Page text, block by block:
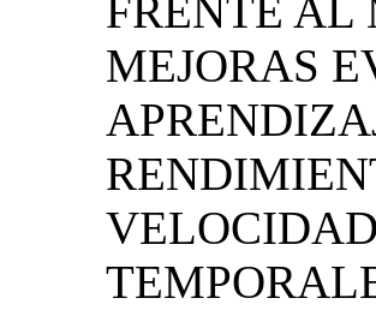
FRENTE AL
MEJORAS